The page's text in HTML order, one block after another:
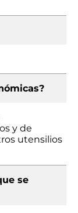
y de
utensilios
se